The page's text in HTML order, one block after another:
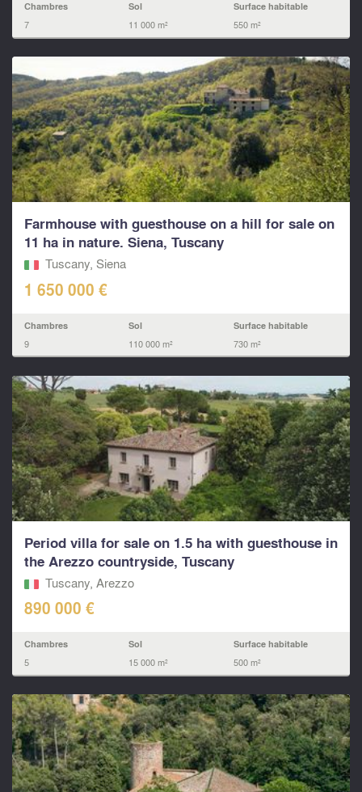
Chambres
7
Sol
11 000 m²
Surface habitable
550 m²
Farmhouse with guesthouse on a hill for sale on
11 ha in nature. Siena, Tuscany
Tuscany, Siena
1 650 000 €
Chambres
9
Sol
110 000 m²
Surface habitable
730 m²
Period villa for sale on 1.5 ha with guesthouse in
the Arezzo countryside, Tuscany
Tuscany, Arezzo
890 000 €
Chambres
5
Sol
15 000 m²
Surface habitable
500 m²